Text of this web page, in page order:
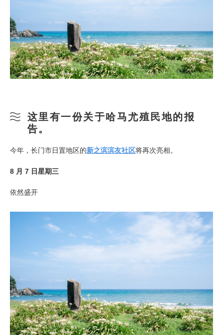
这里有一份关于哈马尤殖民地的报
告。
今年，长门市日置地区的新之滨滨友社区将再次亮相。
8 月 7 日星期三
依然盛开